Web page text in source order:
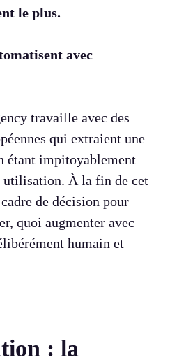
le plus.
avec
travaille avec des
qui extraient une
étant impitoyablement
utilisation. À la fin de cet
de décision pour
quoi augmenter avec
humain et
: la